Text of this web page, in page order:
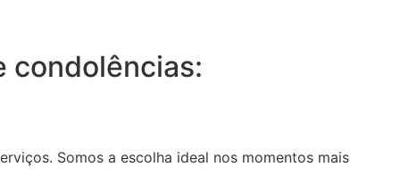
condolências:
Somos a escolha ideal nos momentos mais